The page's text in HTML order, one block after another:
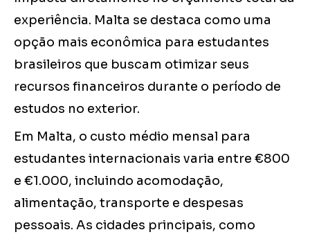
experiência. Malta se destaca como uma
opção mais econômica para estudantes
brasileiros que buscam otimizar seus
recursos financeiros durante o período de
estudos no exterior.
Em Malta, o custo médio mensal para
estudantes internacionais varia entre €800
e €1.000, incluindo acomodação,
alimentação, transporte e despesas
pessoais. As cidades principais, como